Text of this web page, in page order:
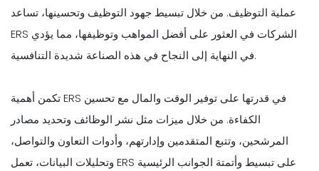
عملية التوظيف. من خلال تبسيط جهود التوظيف وتحسينها، تساعد
ERS الشركات في العثور على أفضل المواهب وتوظيفها، مما يؤدي
في النهاية إلى النجاح في هذه الصناعة شديدة التنافسية.
تكمن أهمية ERS في قدرتها على توفير الوقت والمال مع تحسين
الكفاءة. من خلال ميزات مثل نشر الوظائف وتحديد مصادر
المرشحين، وتتبع المتقدمين وإدارتهم، وأدوات التعاون والتواصل،
وتحليلات البيانات، تعمل ERS على تبسيط وأتمتة الجوانب الرئيسية